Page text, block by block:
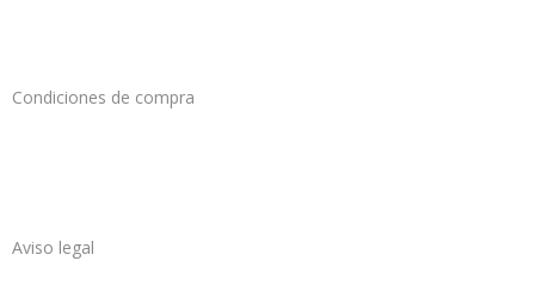
Condiciones de compra
Aviso legal